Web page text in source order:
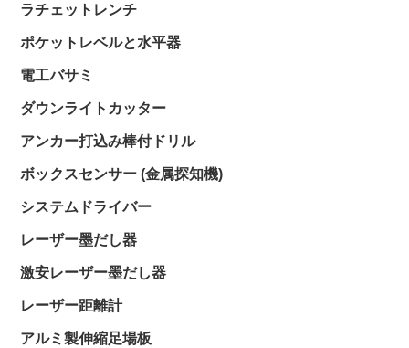
ラチェットレンチ
ポケットレベルと水平器
電工バサミ
ダウンライトカッター
アンカー打込み棒付ドリル
ボックスセンサー (金属探知機)
システムドライバー
レーザー墨だし器
激安レーザー墨だし器
レーザー距離計
アルミ製伸縮足場板